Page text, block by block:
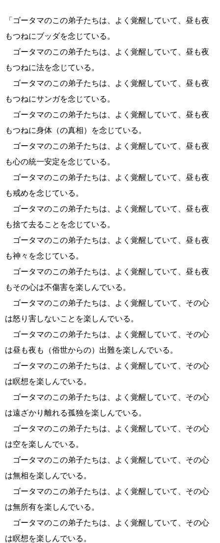
「ゴータマのこの弟子たちは、よく覚醒していて、昼も夜
もつねにブッダを念じている。
ゴータマのこの弟子たちは、よく覚醒していて、昼も夜
もつねに法を念じている。
ゴータマのこの弟子たちは、よく覚醒していて、昼も夜
もつねにサンガを念じている。
ゴータマのこの弟子たちは、よく覚醒していて、昼も夜
もつねに身体（の真相）を念じている。
ゴータマのこの弟子たちは、よく覚醒していて、昼も夜
も心の統一安定を念じている。
ゴータマのこの弟子たちは、よく覚醒していて、昼も夜
も戒めを念じている。
ゴータマのこの弟子たちは、よく覚醒していて、昼も夜
も捨て去ることを念じている。
ゴータマのこの弟子たちは、よく覚醒していて、昼も夜
も神々を念じている。
ゴータマのこの弟子たちは、よく覚醒していて、昼も夜
もその心は不傷害を楽しんでいる。
ゴータマのこの弟子たちは、よく覚醒していて、その心
は怒り害しないことを楽しんでいる。
ゴータマのこの弟子たちは、よく覚醒していて、その心
は昼も夜も（俗世からの）出難を楽しんでいる。
ゴータマのこの弟子たちは、よく覚醒していて、その心
は瞑想を楽しんでいる。
ゴータマのこの弟子たちは、よく覚醒していて、その心
は遠ざかり離れる孤独を楽しんでいる。
ゴータマのこの弟子たちは、よく覚醒していて、その心
は空を楽しんでいる。
ゴータマのこの弟子たちは、よく覚醒していて、その心
は無相を楽しんでいる。
ゴータマのこの弟子たちは、よく覚醒していて、その心
は無所有を楽しんでいる。
ゴータマのこの弟子たちは、よく覚醒していて、その心
は瞑想を楽しんでいる。